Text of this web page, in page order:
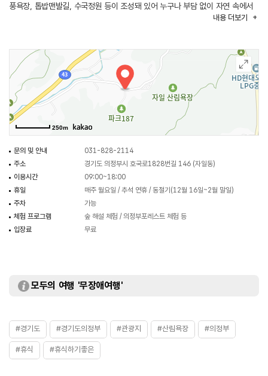
풍욕장, 톱밥맨발길, 수국정원 등이 조성돼 있어 누구나 부담 없이 자연 속에서
휴식을 취할 수 있다. 특히, 피크닉 공간은 가족, 친구, 연인 등이 함께 편안한
산림욕장에서 뿜어져 나오는 피톤치드와 함께 맑은 공기를 마시며 편안히
휴식할 수 있도록 여러 휴식 공간을 마련하였다. 자일산림욕장이 더욱 특별한
이유는 조성 단계부터 주민들이 브랜드 디자인, 브랜딩 조형물 제작, 참여
프로그램 기획 등에 직접 참여하였기 때문인데, 이를 통해 ‘시민에게 사랑받고,
시민이 주인이 되는 자일산림욕장’이라는 상징성을 더했다.
내용 더보기
250m
문의 및 안내
031-828-2114
주소
경기도 의정부시 호국로1828번길 146 (자일동)
이용시간
09:00~18:00
휴일
매주 월요일 / 추석 연휴 / 동절기(12월 16일~2월 말일)
주차
가능
체험 프로그램
숲 해설 체험 / 의정부포레스트 체험 등
입장료
무료
모두의 여행 '무장애여행'
#경기도 #경기도의정부 #관광지 #산림욕장 #의정부
#휴식 #휴식하기좋은